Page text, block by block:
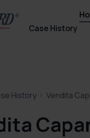
Case History
History Vendita